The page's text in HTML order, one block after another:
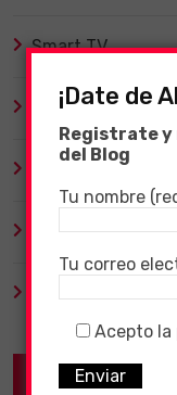
Smart TV
Tecnología
TV y Series
Videojuegos
Recent Posts
¡Date de
Registrate y
del Blog
Tu nombre
Tu correo
Acepto la